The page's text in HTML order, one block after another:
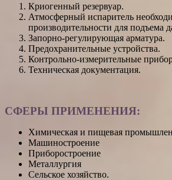
Криогенный резервуар.
Атмосферный испаритель
производительности для подъема
Запорно-регулирующая арматура.
Предохранительные устройства.
Контрольно-измерительные
Техническая документация.
СФЕРЫ ПРИМЕНЕНИЯ:
Химическая и пищевая
Машиностроение
Приборостроение
Металлургия
Сельское хозяйство.